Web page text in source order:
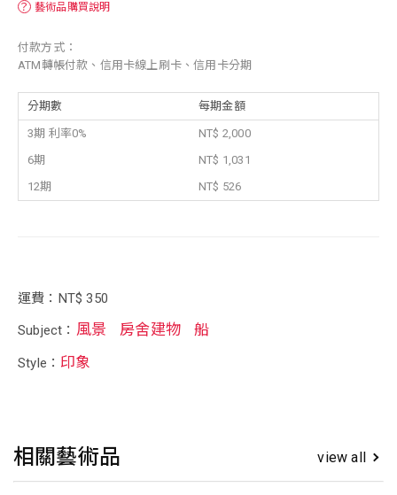
？ 藝術品購買說明
付款方式：
ATM轉帳付款、信用卡線上刷卡、信用卡分期
分期數 每期金額
3期 利率0%
NT$ 2,000
6期
NT$ 1,031
12期
NT$ 526
運費：NT$ 350
Subject： 風景 房舍建物 船
Style： 印象
相關藝術品 view all